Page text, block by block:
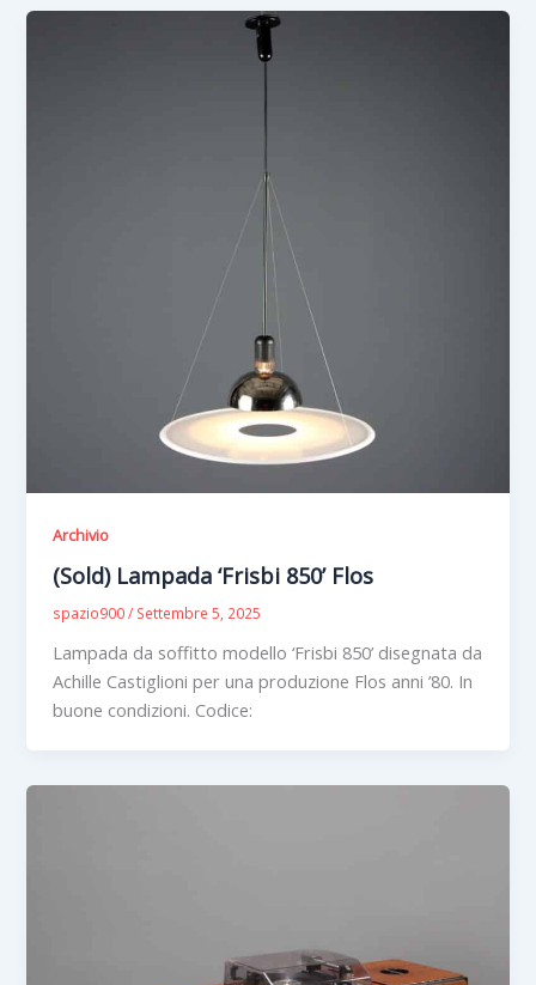
Archivio
(Sold) Lampada ‘Frisbi 850’ Flos
spazio900/ Settembre 5, 2025
Lampada da soffitto modello ‘Frisbi 850’ disegnata da
Achille Castiglioni per una produzione Flos anni ’80. In
buone condizioni. Codice: